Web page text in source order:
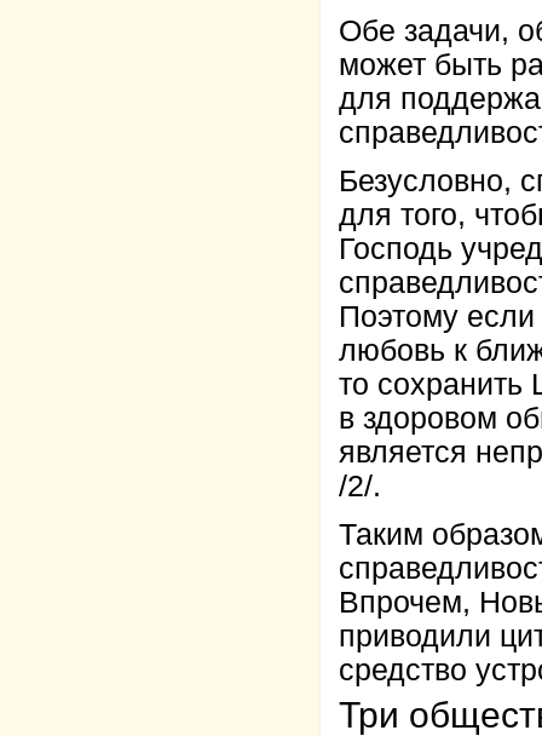
Обе задачи,
может быть
для
Безусловно,
для того,
Господь
Поэтому
любовь к
то сохранить
в здоровом
является
/2/.
Таким
Впрочем,
приводили
средство
Три